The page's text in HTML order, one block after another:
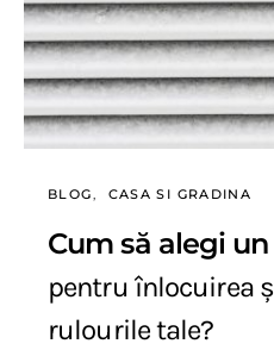
BLOG CASA SI GRADINA
Cum să alegi
pentru înlocuirea
rulourile tale?